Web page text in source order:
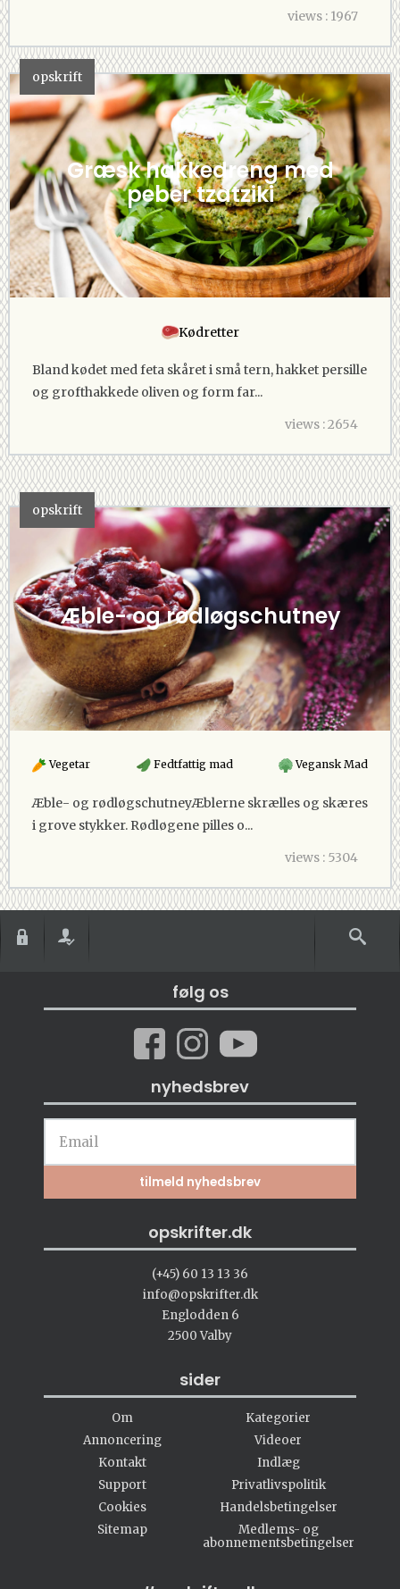
views : 1967
opskrift
Græsk hakkedreng med
peber tzatziki
Kødretter
Bland kødet med feta skåret i små tern, hakket persille
og grofthakkede oliven og form far...
views : 2654
opskrift
Æble- og rødløgschutney
Vegetar Fedtfattig mad Vegansk Mad
Æble- og rødløgschutneyÆblerne skrælles og skæres
i grove stykker. Rødløgene pilles o...
views : 5304
følg os
nyhedsbrev
opskrifter.dk
(+45) 60 13 13 36
info@opskrifter.dk
Englodden 6
2500 Valby
sider
Om
Annoncering
Kontakt
Support
Cookies
Sitemap
Kategorier
Videoer
Indlæg
Privatlivspolitik
Handelsbetingelser
Medlems- og
abonnementsbetingelser